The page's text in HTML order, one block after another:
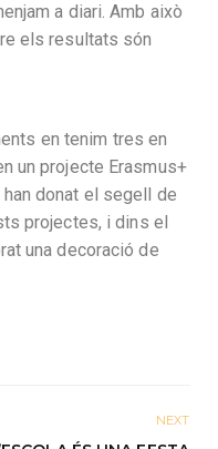
a diari. Amb això
els resultats són
en tenim tres en
un projecte Erasmus+
donat el segell de
projectes, i dins el
una decoració de
NEXT